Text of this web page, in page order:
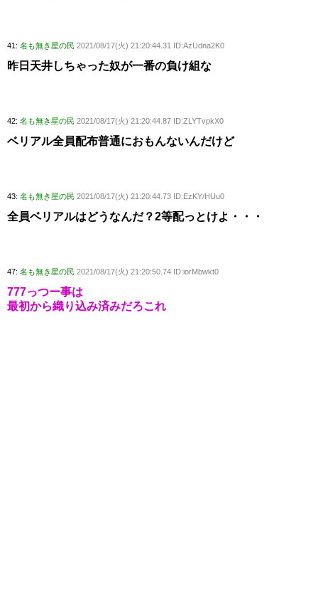
41: 名も無き星の民 2021/08/17(火) 21:20:44.31 ID:AzUdna2K0
昨日天井しちゃった奴が一番の負け組な
42: 名も無き星の民 2021/08/17(火) 21:20:44.87 ID:ZLYTvpkX0
ベリアル全員配布普通におもんないんだけど
43: 名も無き星の民 2021/08/17(火) 21:20:44.73 ID:EzKY/HUu0
全員ベリアルはどうなんだ？2等配っとけよ・・・
47: 名も無き星の民 2021/08/17(火) 21:20:50.74 ID:iorMbwkt0
777っつー事は
最初から織り込み済みだろこれ